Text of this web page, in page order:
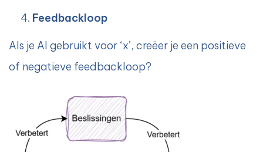
Feedbackloop
Als je AI gebruikt voor ‘x’, creëer je een positieve
of negatieve feedbackloop?